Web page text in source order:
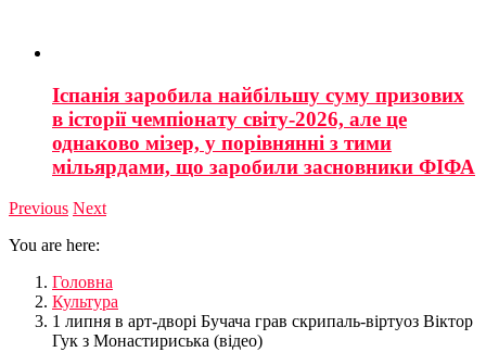
Іспанія заробила найбільшу суму призових
в історії чемпіонату світу-2026, але це
однаково мізер, у порівнянні з тими
мільярдами, що заробили засновники ФІФА
Previous Next
You are here:
Головна
Культура
1 липня в арт-дворі Бучача грав скрипаль-віртуоз Віктор
Гук з Монастириська (відео)